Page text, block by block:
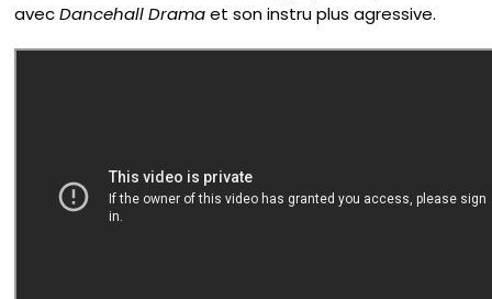
avecDancehall Dramaet son instru plus agressive.